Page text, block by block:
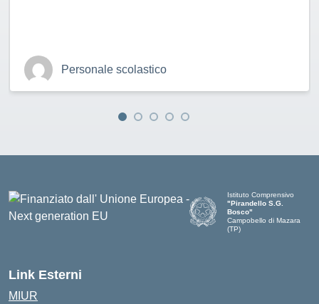
Personale scolastico
Istituto Comprensivo
"Pirandello S.G.
Bosco"
Campobello di Mazara
(TP)
Link Esterni
MIUR